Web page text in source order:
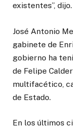
existentes”, dijo.
José Antonio
gabinete de
gobierno ha
de Felipe
multifacético,
de Estado.
En los últimos